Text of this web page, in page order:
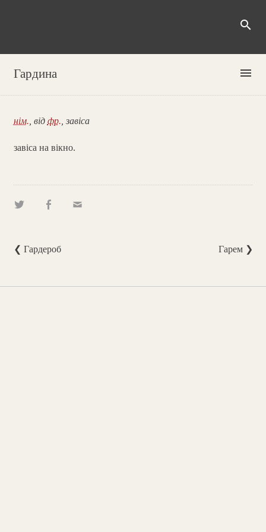
search
Гардина menu
нім. , від фр. , завіса
завіса на вікно.
❮ Гардероб Гарем ❯